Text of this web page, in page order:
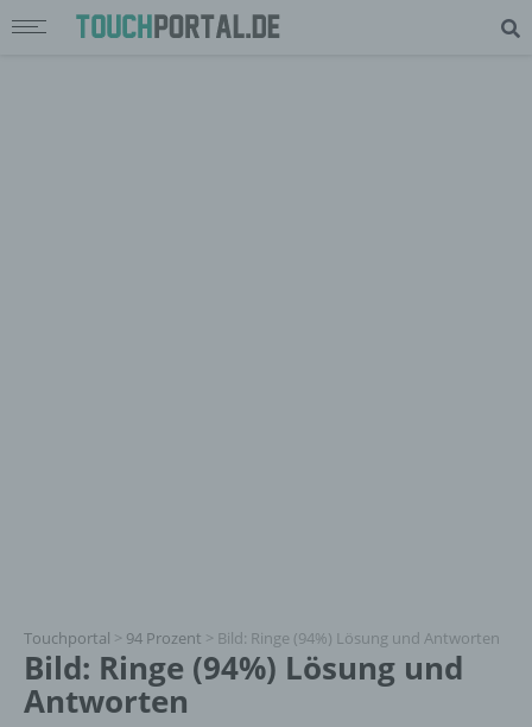
Touchportal > 94 Prozent > Bild: Ringe (94%) Lösung und Antworten
Bild: Ringe (94%) Lösung und
Antworten